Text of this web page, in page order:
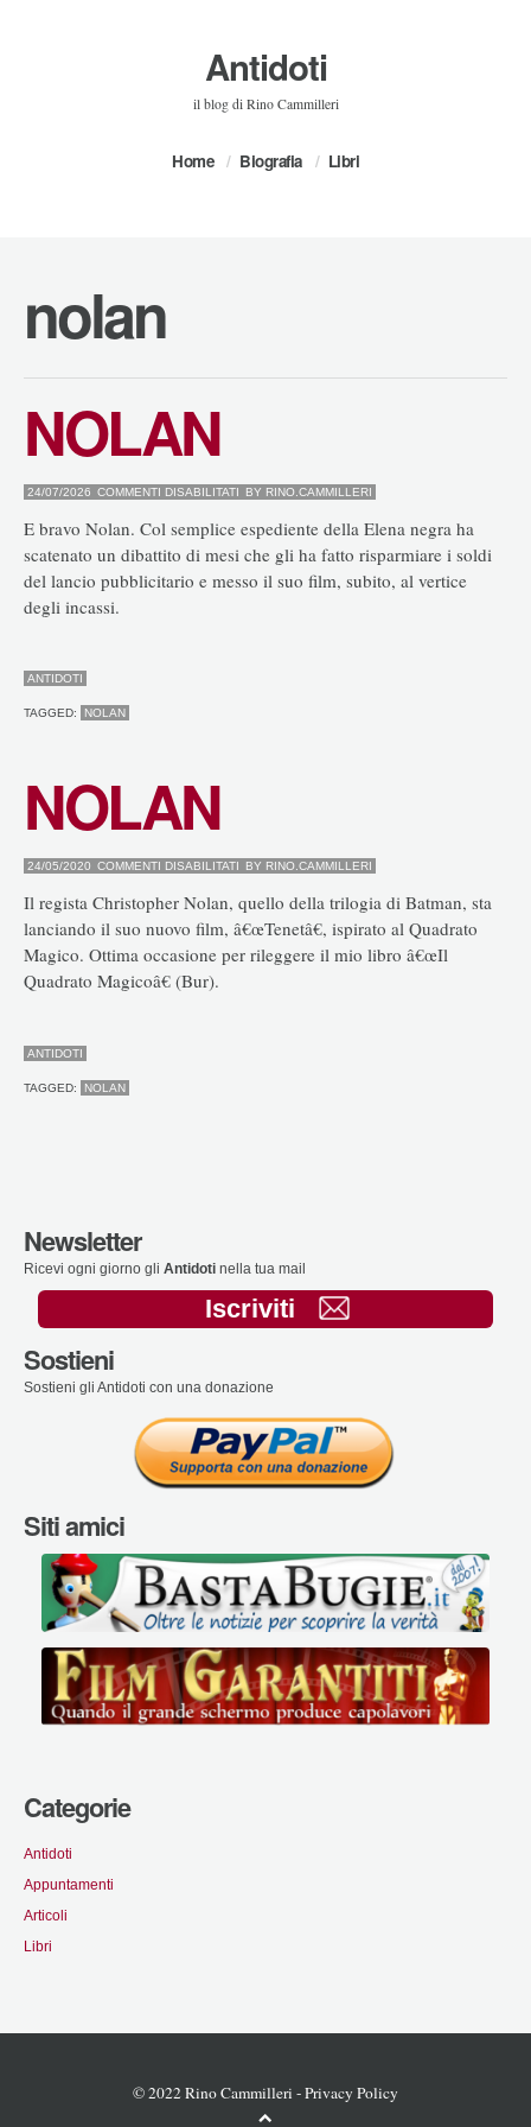
Antidoti
il blog di Rino Cammilleri
Home Biografia Libri
nolan
NOLAN
24/07/2026 COMMENTI DISABILITATI SU
BY RINO.CAMMILLERI
E bravo Nolan. Col semplice espediente della Elena negra ha
scatenato un dibattito di mesi che gli ha fatto risparmiare i soldi
del lancio pubblicitario e messo il suo film, subito, al vertice
degli incassi.
ANTIDOTI
TAGGED: NOLAN
NOLAN
24/05/2020 COMMENTI DISABILITATI
SUBY RINO.CAMMILLERI
Il regista Christopher Nolan, quello della trilogia di Batman, sta
lanciando il suo nuovo film, â€œTenetâ€, ispirato al Quadrato
Magico. Ottima occasione per rileggere il mio libro â€œIl
Quadrato Magicoâ€ (Bur).
ANTIDOTI
TAGGED: NOLAN
Newsletter
Ricevi ogni giorno gli Antidoti nella tua mail
Iscriviti
Sostieni
Sostieni gli Antidoti con una donazione
Siti amici
Categorie
Antidoti
Appuntamenti
Articoli
Libri
© 2022 Rino Cammilleri -Privacy Policy